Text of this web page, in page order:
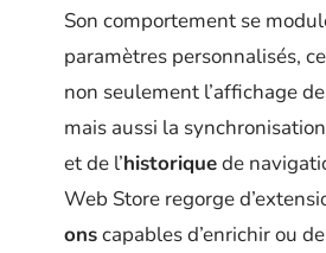
Son comportement se
paramètres personnalisés,
non seulement l’affichage
mais aussi la
et de l’historiquede
Web Store regorge
onscapables d’enrichir ou